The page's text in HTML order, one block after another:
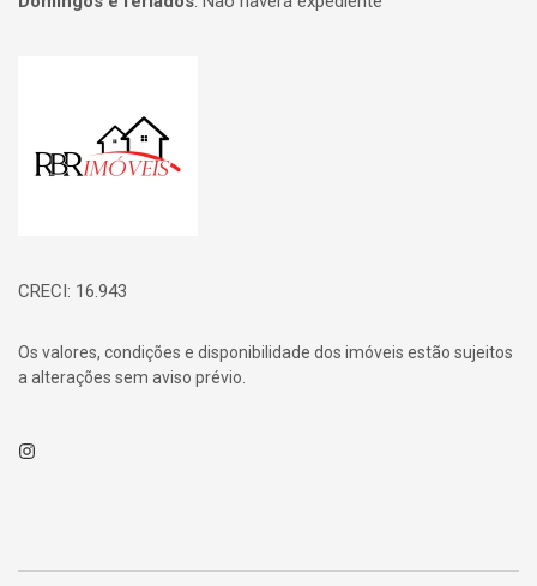
CRECI: 16.943
Os valores, condições e disponibilidade dos imóveis estão sujeitos
a alterações sem aviso prévio.
Instagram